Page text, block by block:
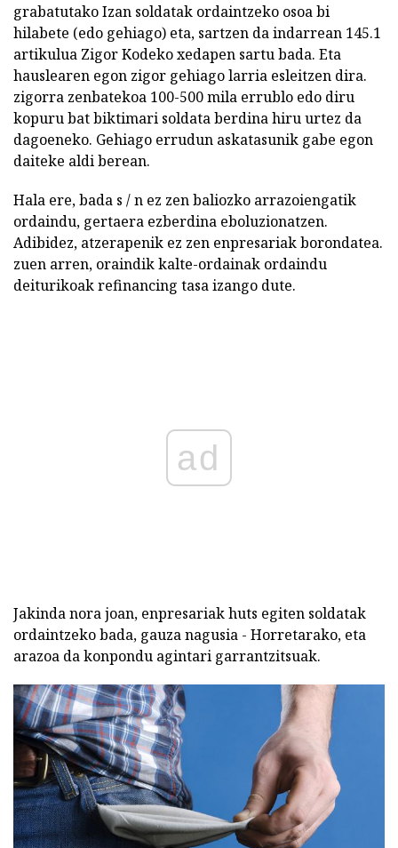
grabatutako Izan soldatak ordaintzeko osoa bi
hilabete (edo gehiago) eta, sartzen da indarrean 145.1
artikulua Zigor Kodeko xedapen sartu bada. Eta
hauslearen egon zigor gehiago larria esleitzen dira.
zigorra zenbatekoa 100-500 mila errublo edo diru
kopuru bat biktimari soldata berdina hiru urtez da
dagoeneko. Gehiago errudun askatasunik gabe egon
daiteke aldi berean.
Hala ere, bada s / n ez zen baliozko arrazoiengatik
ordaindu, gertaera ezberdina eboluzionatzen.
Adibidez, atzerapenik ez zen enpresariak borondatea.
zuen arren, oraindik kalte-ordainak ordaindu
deiturikoak refinancing tasa izango dute.
ad
Jakinda nora joan, enpresariak huts egiten soldatak
ordaintzeko bada, gauza nagusia - Horretarako, eta
arazoa da konpondu agintari garrantzitsuak.